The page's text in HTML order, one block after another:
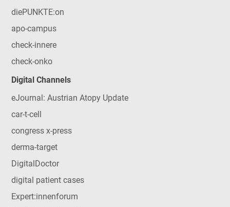
diePUNKTE:on
apo-campus
check-innere
check-onko
Digital Channels
eJournal: Austrian Atopy Update
car-t-cell
congress x-press
derma-target
DigitalDoctor
digital patient cases
Expert:innenforum